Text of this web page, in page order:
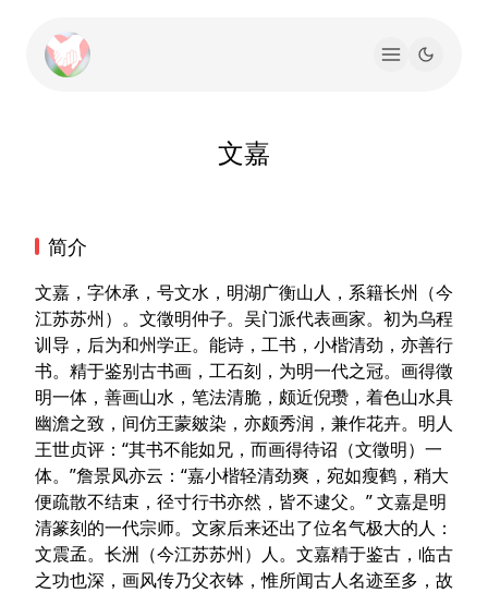
文嘉
简介
文嘉，字休承，号文水，明湖广衡山人，系籍长州（今
江苏苏州）。文徵明仲子。吴门派代表画家。初为乌程
训导，后为和州学正。能诗，工书，小楷清劲，亦善行
书。精于鉴别古书画，工石刻，为明一代之冠。画得徵
明一体，善画山水，笔法清脆，颇近倪瓒，着色山水具
幽澹之致，间仿王蒙皴染，亦颇秀润，兼作花卉。明人
王世贞评：“其书不能如兄，而画得待诏（文徵明）一
体。”詹景凤亦云：“嘉小楷轻清劲爽，宛如瘦鹤，稍大
便疏散不结束，径寸行书亦然，皆不逮父。” 文嘉是明
清篆刻的一代宗师。文家后来还出了位名气极大的人：
文震孟。长洲（今江苏苏州）人。文嘉精于鉴古，临古
之功也深，画风传乃父衣钵，惟所闻古人名迹至多，故